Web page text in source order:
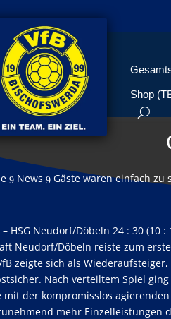
Shop
9 News 9 Gäste waren einfach zu
HSG Neudorf/Döbeln 24 : 30 (10 :
Neudorf/Döbeln reiste zum
zeigte sich als
Nach verteiltem Spiel
mit der kompromisslos
mehr Einzelleistungen